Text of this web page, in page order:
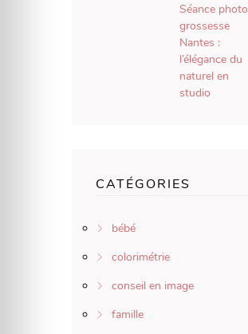
Séance photo
grossesse
Nantes :
l’élégance du
naturel en
studio
CATÉGORIES
bébé
colorimétrie
conseil en image
famille